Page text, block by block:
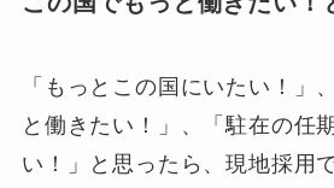
「もっとこの国にいたい！」
と働きたい！」、「駐在の任
い！」と思ったら、現地採用